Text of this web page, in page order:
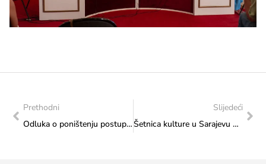
Prethodni
Odluka o poništenju postupka javne nabavke – nabavka fasadnih radova
Slijedeći
Šetnica kulture u Sarajevu okupila predstavnike kulturnog i javnog života u jedinstvenom ambijentu